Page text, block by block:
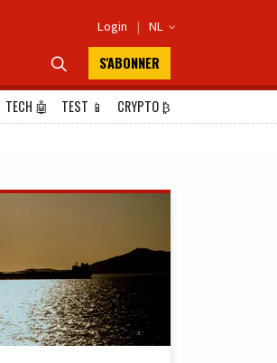
Login | NL 
 S'ABONNER
TECH 🤖 TEST 📱 CRYPTO₿